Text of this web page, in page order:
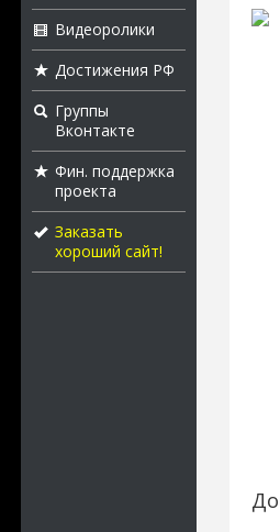
Видеоролики
Достижения РФ
Группы
Вконтакте
Фин. поддержка
проекта
Заказать
хороший сайт!